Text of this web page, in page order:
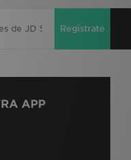
Regístrate
APP